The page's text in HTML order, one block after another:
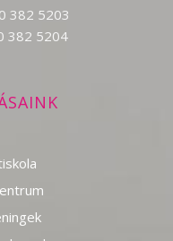
382 5203
382 5204